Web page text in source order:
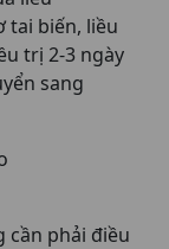
tai biến, liều
trị 2-3 ngày
sang
cần phải điều